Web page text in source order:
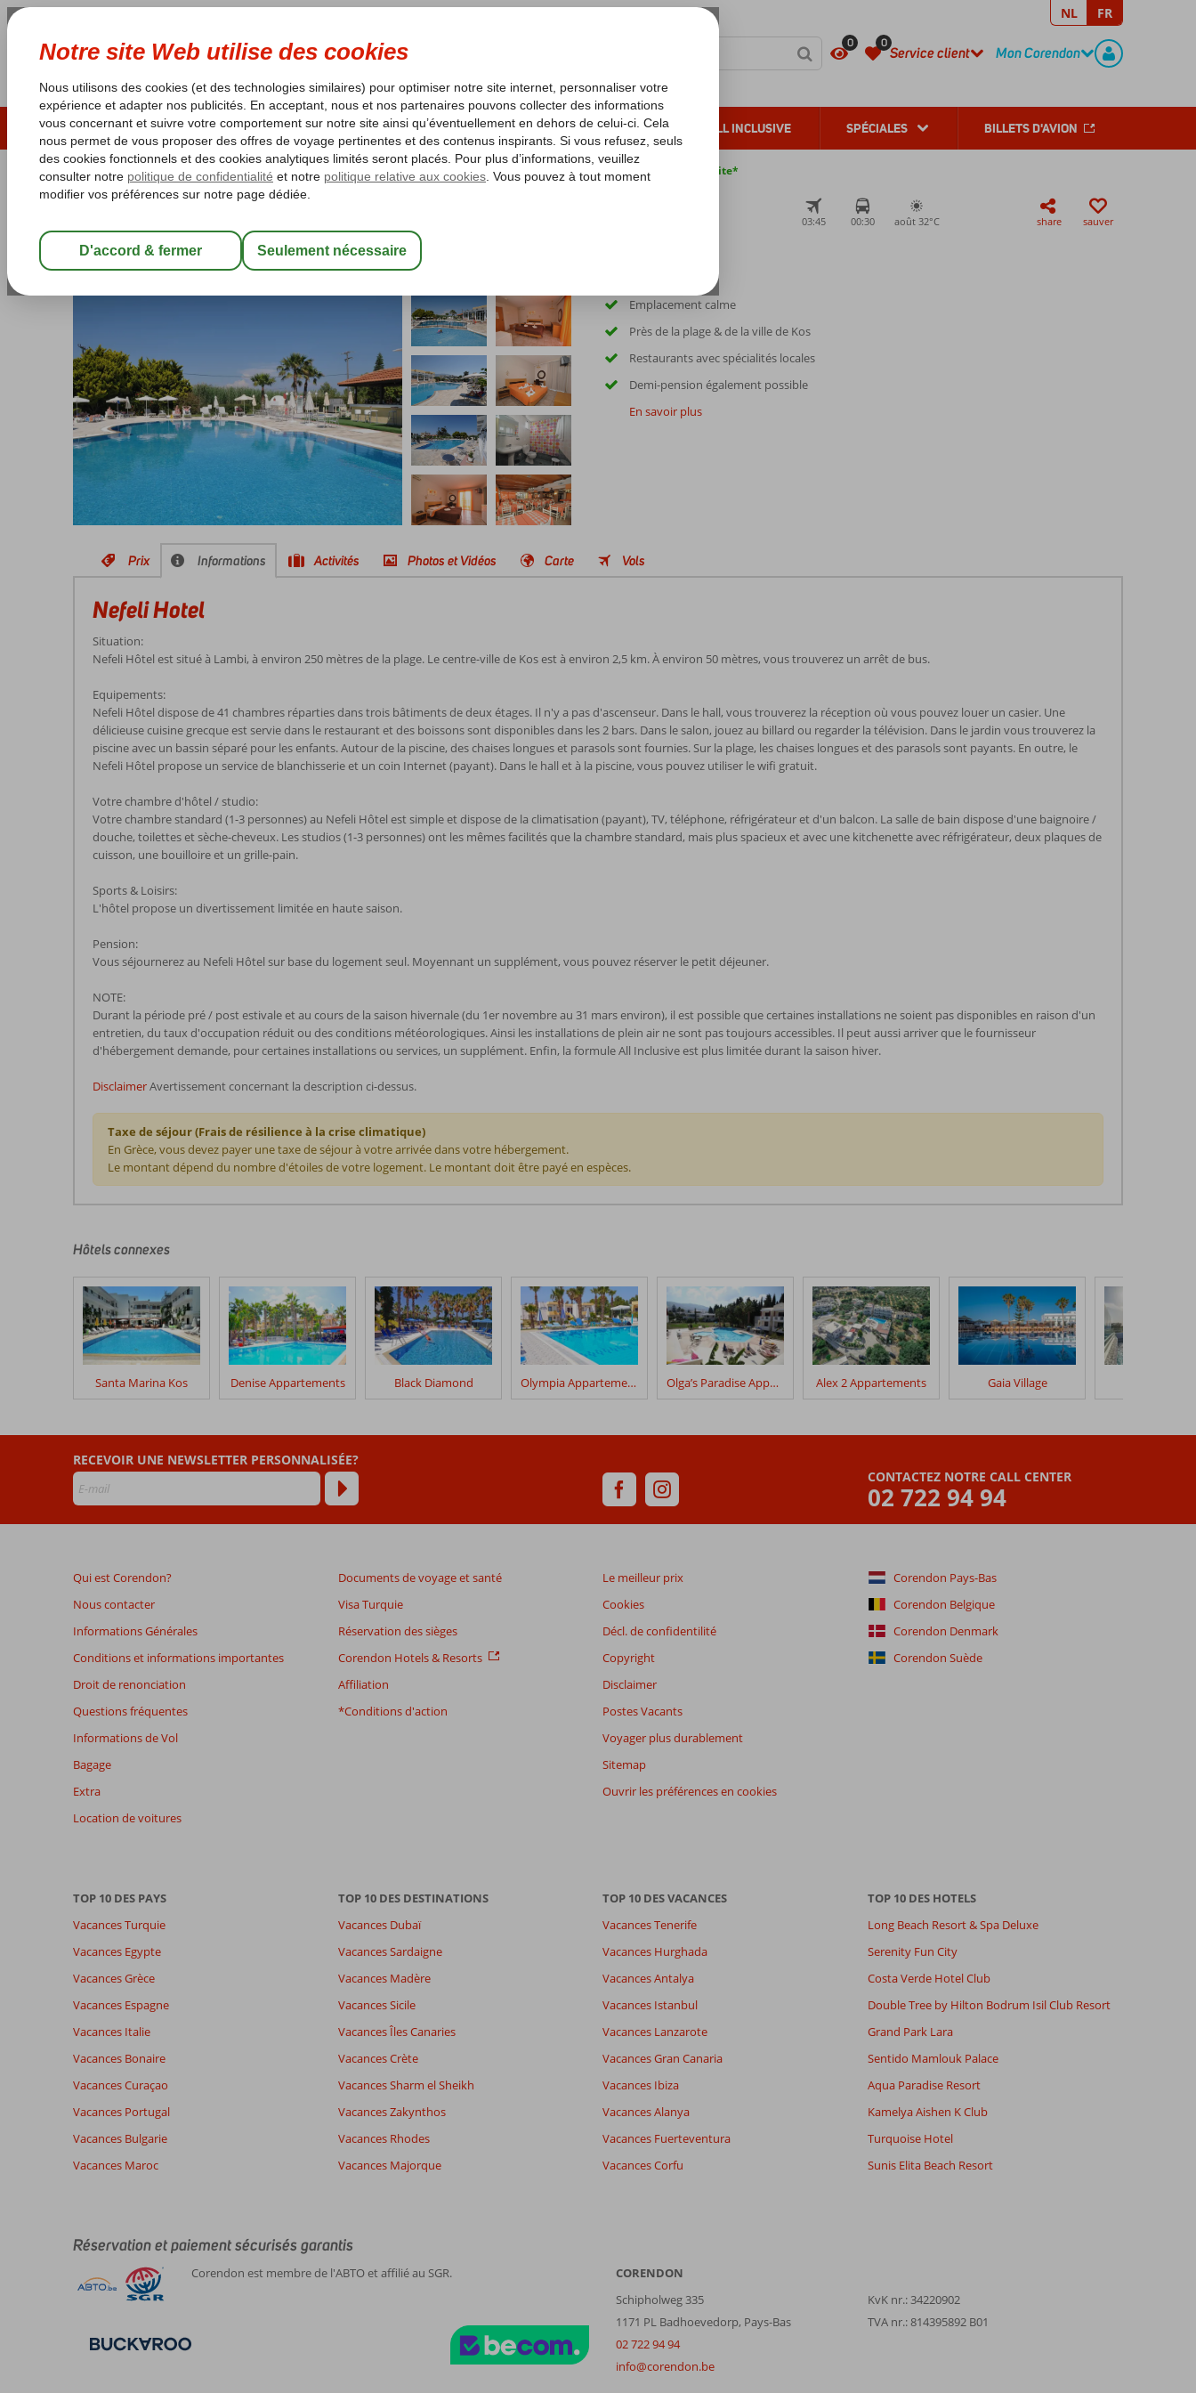
0 0
Service client
CONTACT
Mon Corendon
REGISTERNL FR
ÉTÉ 2026 LAST MINUTES SOLEIL D'HIVER VACANCES AU SOLEIL ALL INCLUSIVE SPÉCIALES BILLETS D'AVION
Les garanties de vacances Garantie du prix le plus bas* Pas de surcharge carburant Annulation gratuite*
Nefeli Hotel
03:45 00:30 août 32°C share sauver
Emplacement calme
Près de la plage & de la ville de Kos
Restaurants avec spécialités locales
Demi-pension également possible
En savoir plus
Prix Informations Activités Photos et Vidéos Carte Vols
Nefeli Hotel
Situation:
Nefeli Hôtel est situé à Lambi, à environ 250 mètres de la plage. Le centre-ville de Kos est à environ 2,5 km. À environ 50 mètres, vous trouverez un arrêt de bus.
Equipements:
Nefeli Hôtel dispose de 41 chambres réparties dans trois bâtiments de deux étages. Il n'y a pas d'ascenseur. Dans le hall, vous trouverez la réception où vous pouvez louer un casier. Une
délicieuse cuisine grecque est servie dans le restaurant et des boissons sont disponibles dans les 2 bars. Dans le salon, jouez au billard ou regarder la télévision. Dans le jardin vous trouverez la
piscine avec un bassin séparé pour les enfants. Autour de la piscine, des chaises longues et parasols sont fournies. Sur la plage, les chaises longues et des parasols sont payants. En outre, le
Nefeli Hôtel propose un service de blanchisserie et un coin Internet (payant). Dans le hall et à la piscine, vous pouvez utiliser le wifi gratuit.
Votre chambre d'hôtel / studio:
Votre chambre standard (1-3 personnes) au Nefeli Hôtel est simple et dispose de la climatisation (payant), TV, téléphone, réfrigérateur et d'un balcon. La salle de bain dispose d'une baignoire /
douche, toilettes et sèche-cheveux. Les studios (1-3 personnes) ont les mêmes facilités que la chambre standard, mais plus spacieux et avec une kitchenette avec réfrigérateur, deux plaques de
cuisson, une bouilloire et un grille-pain.
Sports & Loisirs:
L'hôtel propose un divertissement limitée en haute saison.
Pension:
Vous séjournerez au Nefeli Hôtel sur base du logement seul. Moyennant un supplément, vous pouvez réserver le petit déjeuner.
NOTE:
Durant la période pré / post estivale et au cours de la saison hivernale (du 1er novembre au 31 mars environ), il est possible que certaines installations ne soient pas disponibles en raison d'un
entretien, du taux d'occupation réduit ou des conditions météorologiques. Ainsi les installations de plein air ne sont pas toujours accessibles. Il peut aussi arriver que le fournisseur
d'hébergement demande, pour certaines installations ou services, un supplément. Enfin, la formule All Inclusive est plus limitée durant la saison hiver.
DisclaimerAvertissement concernant la description ci-dessus.
Taxe de séjour (Frais de résilience à la crise climatique)
En Grèce, vous devez payer une taxe de séjour à votre arrivée dans votre hébergement.
Le montant dépend du nombre d'étoiles de votre logement. Le montant doit être payé en espèces.
écrits
nos
clients
après
leur
séjour
Nefeli
Les
avis
de
plus
mois
sont
plus
afin
de
la
pertinence
savoir
avis.
Hôtels connexes
Santa Marina Kos Denise Appartements Black Diamond Olympia Appartements Olga’s Paradise Appartements Alex 2 Appartements Gaia Village
CONTACTEZ NOTRE CALL CENTER
02 722 94 94
RECEVOIR UNE NEWSLETTER PERSONNALISÉE?
Qui est Corendon?
Nous contacter
Informations Générales
Conditions et informations importantes
Droit de renonciation
Questions fréquentes
Informations de Vol
Bagage
Extra
Location de voitures
Documents de voyage et santé
Visa Turquie
Réservation des sièges
Corendon Hotels & Resorts
Affiliation
*Conditions d'action
Le meilleur prix
Cookies
Décl. de confidentilité
Copyright
Disclaimer
Postes Vacants
Voyager plus durablement
Sitemap
Ouvrir les préférences en cookies
Corendon Pays-Bas
Corendon Belgique
Corendon Denmark
Corendon Suède
TOP 10 DES PAYS
Vacances Turquie
Vacances Egypte
Vacances Grèce
Vacances Espagne
Vacances Italie
Vacances Bonaire
Vacances Curaçao
Vacances Portugal
Vacances Bulgarie
Vacances Maroc
TOP 10 DES DESTINATIONS
Vacances Dubaï
Vacances Sardaigne
Vacances Madère
Vacances Sicile
Vacances Îles Canaries
Vacances Crète
Vacances Sharm el Sheikh
Vacances Zakynthos
Vacances Rhodes
Vacances Majorque
TOP 10 DES VACANCES
Vacances Tenerife
Vacances Hurghada
Vacances Antalya
Vacances Istanbul
Vacances Lanzarote
Vacances Gran Canaria
Vacances Ibiza
Vacances Alanya
Vacances Fuerteventura
Vacances Corfu
TOP 10 DES HOTELS
Long Beach Resort & Spa Deluxe
Serenity Fun City
Costa Verde Hotel Club
Double Tree by Hilton Bodrum Isil Club Resort
Grand Park Lara
Sentido Mamlouk Palace
Aqua Paradise Resort
Kamelya Aishen K Club
Turquoise Hotel
Sunis Elita Beach Resort
Réservation et paiement sécurisés garantis
Corendon est membre de l'ABTO et affilié au SGR.
CORENDON
Schipholweg 335
1171 PL Badhoevedorp, Pays-Bas
02 722 94 94
info@corendon.be
KvK nr.: 34220902
TVA nr.: 814395892 B01